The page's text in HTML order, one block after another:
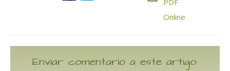
Enviar comentario a este artigo: